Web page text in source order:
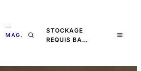
—
MAG.
STOCKAGE
REQUIS BA…